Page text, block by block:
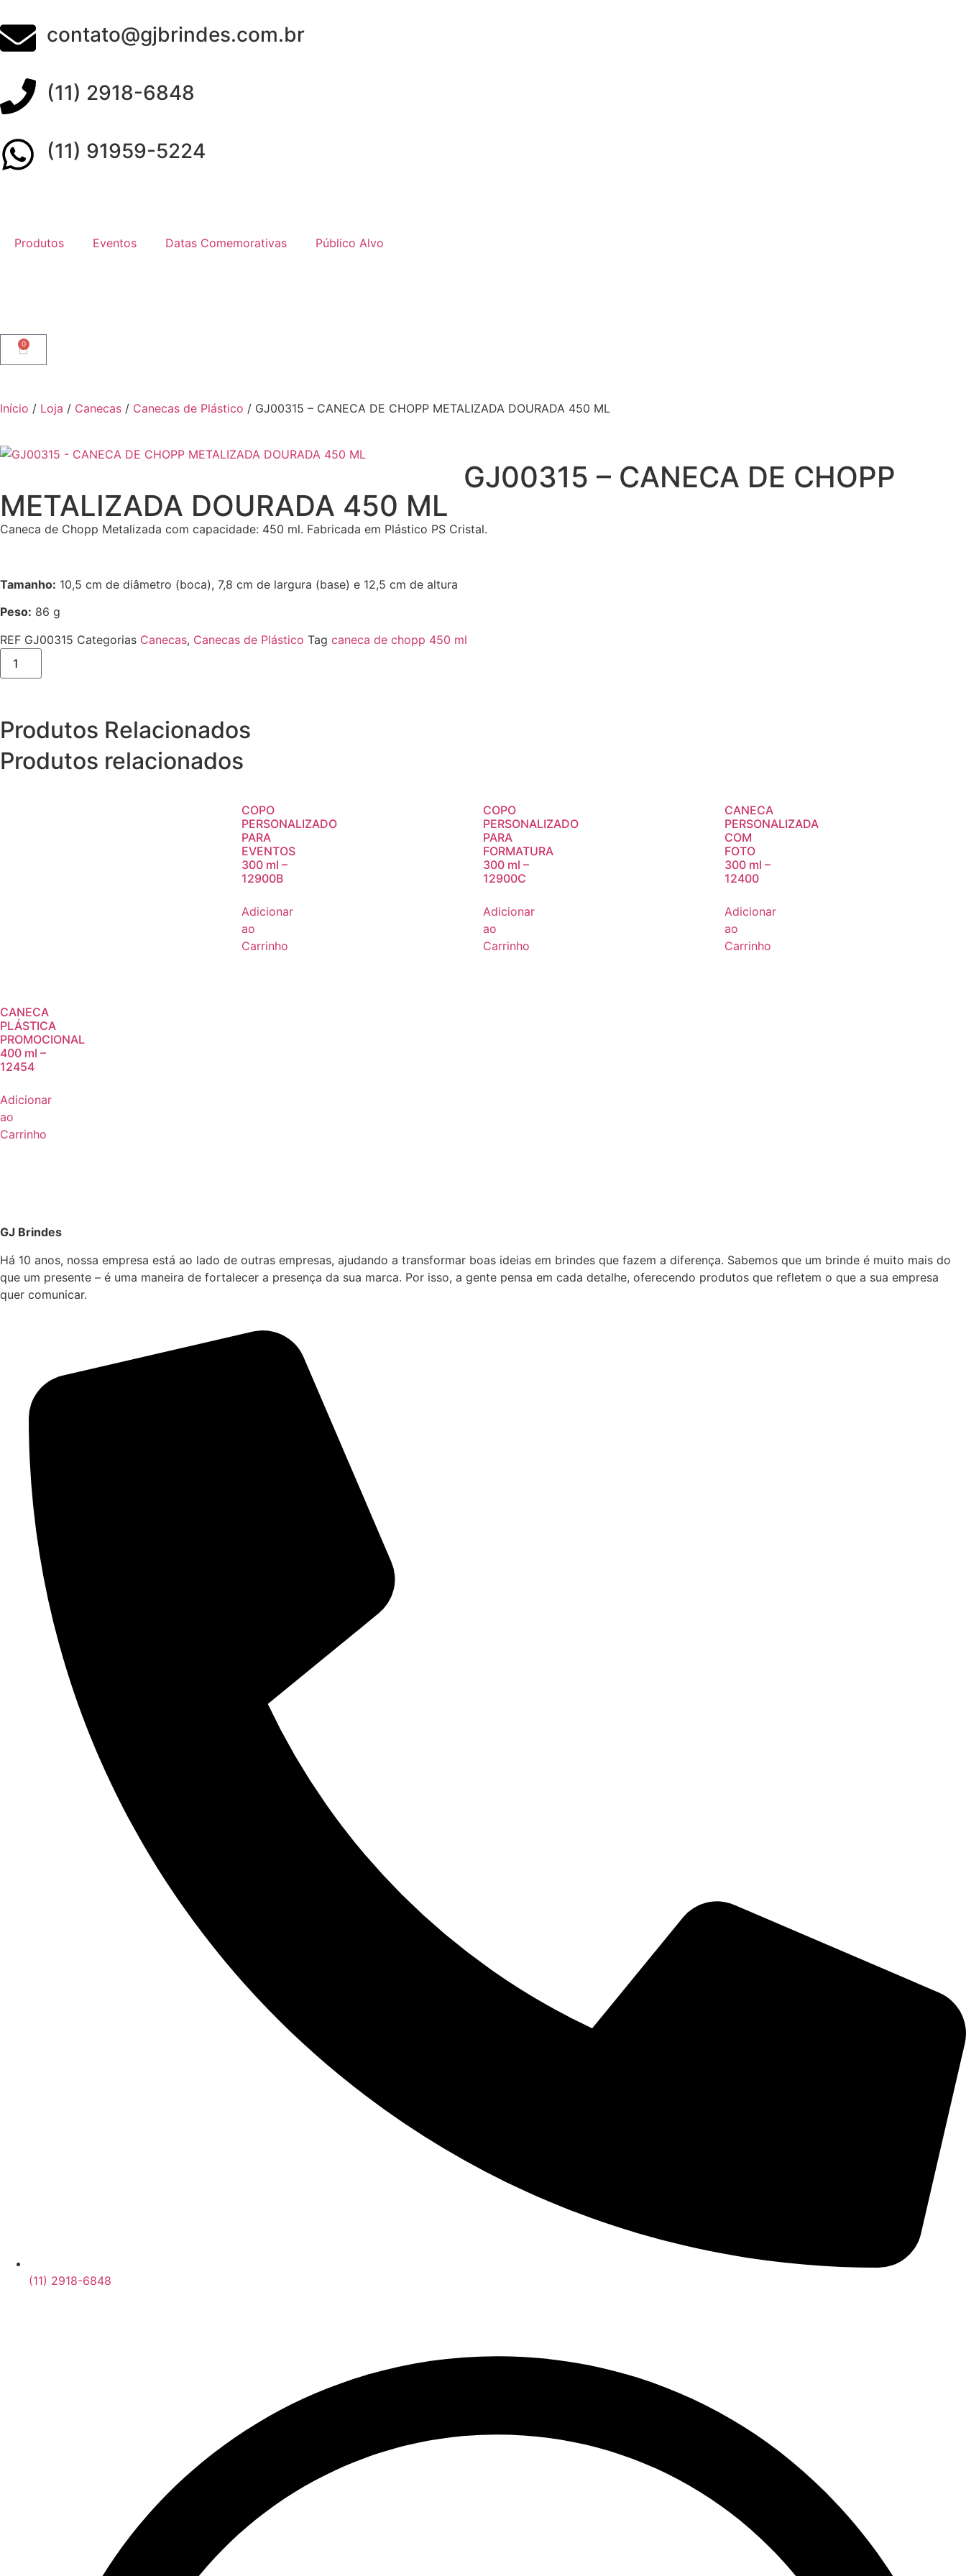
contato@gjbrindes.com.br
(11) 2918-6848
(11) 91959-5224
Produtos Eventos Datas Comemorativas Público Alvo
0
Início / Loja / Canecas / Canecas de Plástico / GJ00315 – CANECA DE CHOPP METALIZADA DOURADA 450 ML
GJ00315 – CANECA DE CHOPP
METALIZADA DOURADA 450 ML
Caneca de Chopp Metalizada com capacidade: 450 ml. Fabricada em Plástico PS Cristal.
Tamanho: 10,5 cm de diâmetro (boca), 7,8 cm de largura (base) e 12,5 cm de altura
Peso: 86 g
REF GJ00315 Categorias Canecas, Canecas de Plástico Tag caneca de chopp 450 ml
Produtos Relacionados
Produtos relacionados
COPO
PERSONALIZADO
PARA
EVENTOS
300 ml –
12900B
Adicionar
ao
Carrinho
COPO
PERSONALIZADO
PARA
FORMATURA
300 ml –
12900C
Adicionar
ao
Carrinho
CANECA
PERSONALIZADA
COM
FOTO
300 ml –
12400
Adicionar
ao
Carrinho
CANECA
PLÁSTICA
PROMOCIONAL
400 ml –
12454
Adicionar
ao
Carrinho
GJ Brindes
Há 10 anos, nossa empresa está ao lado de outras empresas, ajudando a transformar boas ideias em brindes que fazem a diferença. Sabemos que um brinde é muito mais do
que um presente – é uma maneira de fortalecer a presença da sua marca. Por isso, a gente pensa em cada detalhe, oferecendo produtos que refletem o que a sua empresa
quer comunicar.
(11) 2918-6848